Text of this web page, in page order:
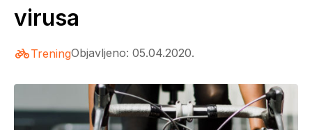
virusa
TreningObjavljeno: 05.04.2020.